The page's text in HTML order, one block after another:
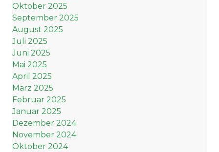
Oktober 2025
September 2025
August 2025
Juli 2025
Juni 2025
Mai 2025
April 2025
März 2025
Februar 2025
Januar 2025
Dezember 2024
November 2024
Oktober 2024